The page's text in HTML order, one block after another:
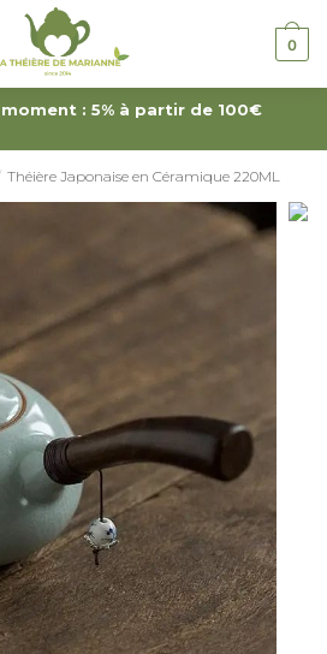
0
: 5% à partir de 100€
/ Théière Japonaise en Céramique 220ML